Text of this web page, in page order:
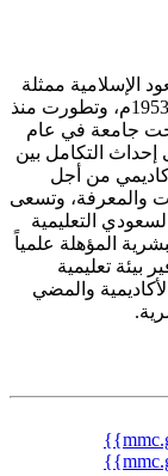
الإسلامية ممثلة
في كلية الشريعة في سنة 1373هـ 1953م، وتطورت منذ
جامعة في عام
على إحداث التكامل بين
من أجل
والمعرفة، وتسعى
التعليمية
المؤهلة علمياً
بيئة تعليمية
والمضي